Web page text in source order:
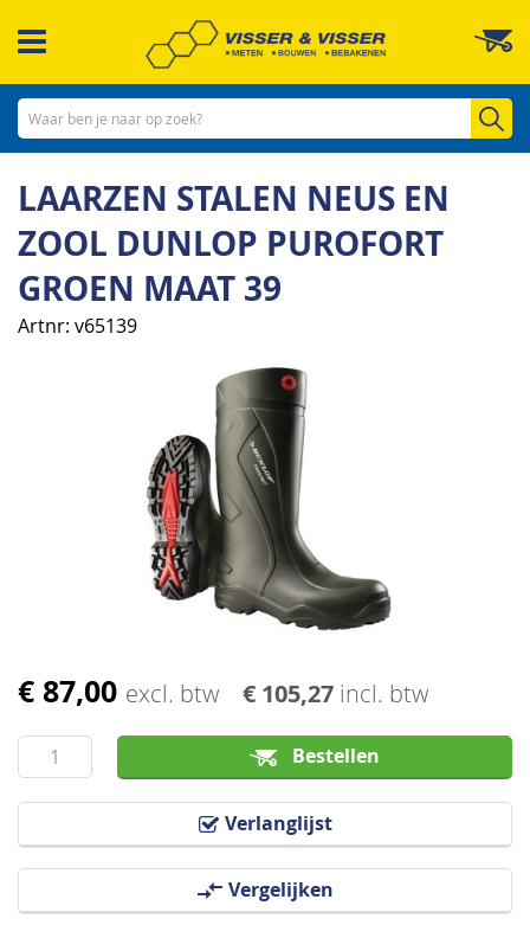
naar
inhoud
LAARZEN STALEN NEUS EN
ZOOL DUNLOP PUROFORT
GROEN MAAT 39
Artnr v65139
€ 87,00 excl. btw € 105,27 incl. btw
Bestellen
Verlanglijst
Vergelijken
Ga
het
begin
van